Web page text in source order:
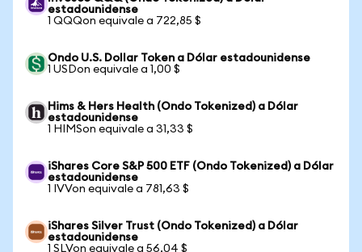
estadounidense
1 QQQon equivale a 722,85 $
Ondo U.S. Dollar Token a Dólar estadounidense
1 USDon equivale a 1,00 $
Hims & Hers Health (Ondo Tokenized) a Dólar
estadounidense
1 HIMSon equivale a 31,33 $
iShares Core S&P 500 ETF (Ondo Tokenized) a Dólar
estadounidense
1 IVVon equivale a 781,63 $
iShares Silver Trust (Ondo Tokenized) a Dólar
estadounidense
1 SLVon equivale a 56,04 $